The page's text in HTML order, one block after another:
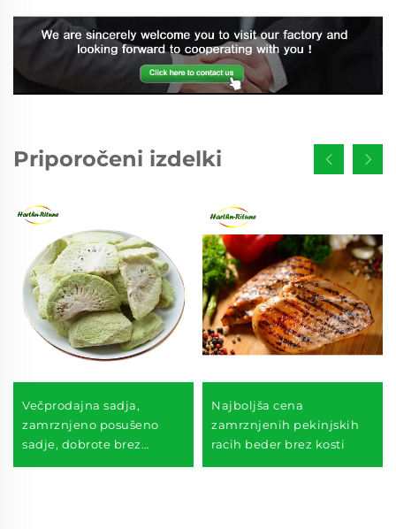
Priporočeni izdelki
Večprodajna sadja,
zamrznjeno posušeno
sadje, dobrote brez
Najboljša cena
zamrznjenih pekinjskih
racih beder brez kosti